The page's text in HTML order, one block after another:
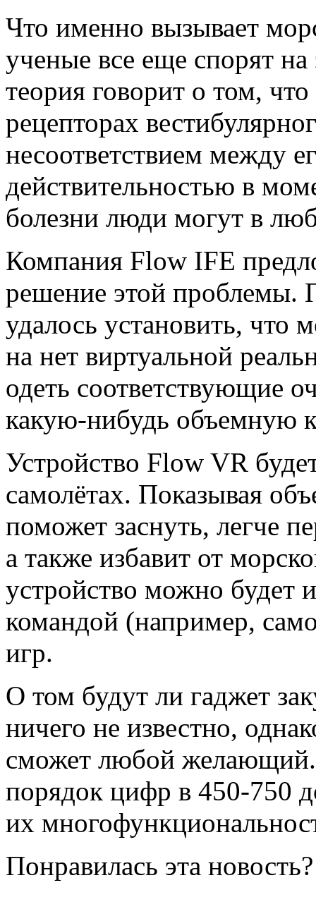
Что именно вызывает
ученые все еще спорят на
теория говорит о том,
рецепторах
несоответствием между
действительностью в
болезни люди могут в
Компания Flow IFE
решение этой проблемы.
удалось установить, что
на нет виртуальной
одеть соответствующие
какую-нибудь объемную
Устройство Flow VR
самолётах. Показывая
поможет заснуть, легче
а также избавит от
устройство можно будет
командой (например,
игр.
О том будут ли гаджет
ничего не известно,
сможет любой желающий.
порядок цифр в 450-750
их
Понравилась эта